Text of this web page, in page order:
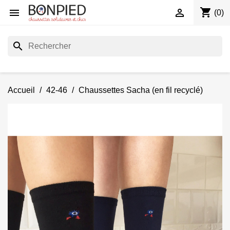
 shopping_cart (0)

search
Accueil 42-46 Chaussettes Sacha (en fil recyclé)